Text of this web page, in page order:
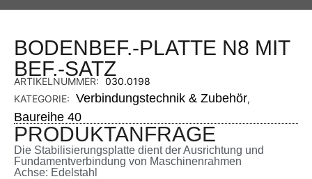
BODENBEF.-PLATTE N8 MIT
BEF.-SATZ
ARTIKELNUMMER: 030.0198
KATEGORIE: Verbindungstechnik & Zubehör,
Baureihe 40
PRODUKTANFRAGE
Die Stabilisierungsplatte dient der Ausrichtung und
Fundamentverbindung von Maschinenrahmen
Achse: Edelstahl